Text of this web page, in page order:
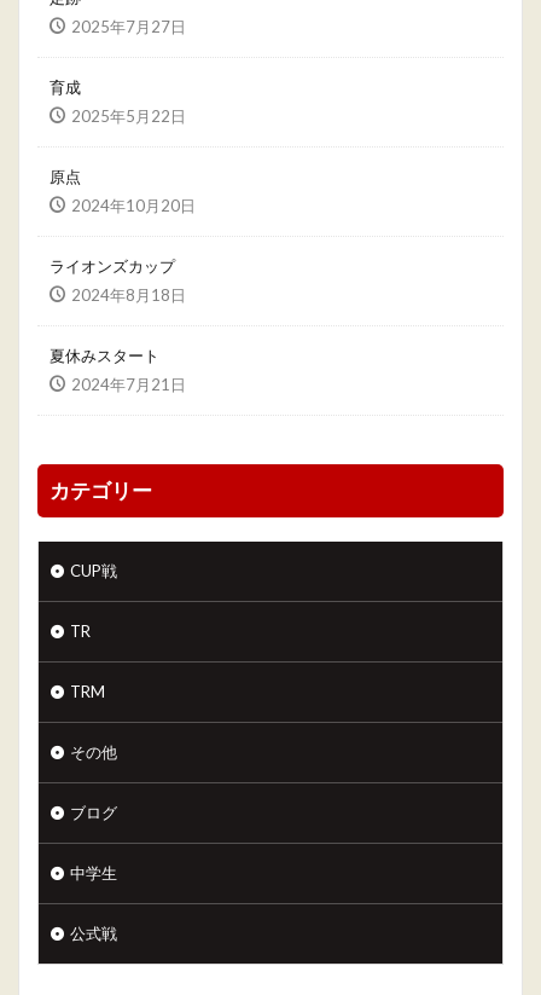
2025年7月27日
育成
2025年5月22日
原点
2024年10月20日
ライオンズカップ
2024年8月18日
夏休みスタート
2024年7月21日
カテゴリー
CUP戦
TR
TRM
その他
ブログ
中学生
公式戦